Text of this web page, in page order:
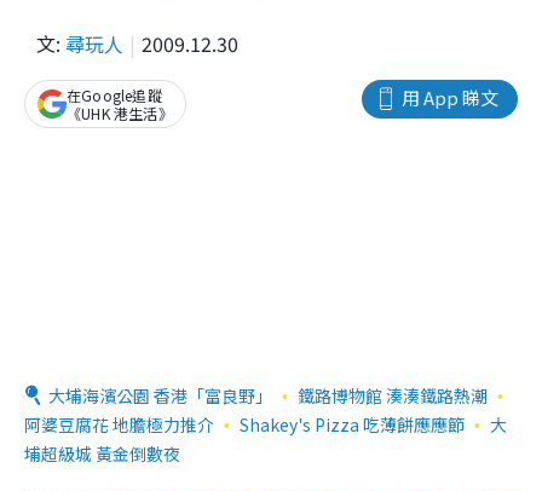
文: 尋玩人 2009.12.30
用 App 睇文
在Google追蹤
《UHK 港生活》
大埔海濱公園 香港「富良野」
鐵路博物館 湊湊鐵路熱潮
阿婆豆腐花 地膽極力推介
Shakey's Pizza 吃薄餅應應節
大
埔超級城 黃金倒數夜